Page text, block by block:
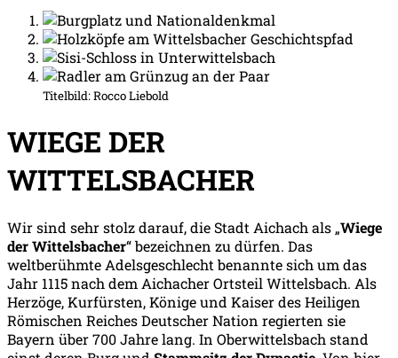
Titelbild:Rocco Liebold
WIEGE DER
WITTELSBACHER
Wir sind sehr stolz darauf, die Stadt Aichach als „Wiege
der Wittelsbacher“ bezeichnen zu dürfen. Das
weltberühmte Adelsgeschlecht benannte sich um das
Jahr 1115 nach dem Aichacher Ortsteil Wittelsbach. Als
Herzöge, Kurfürsten, Könige und Kaiser des Heiligen
Römischen Reiches Deutscher Nation regierten sie
Bayern über 700 Jahre lang. In Oberwittelsbach stand